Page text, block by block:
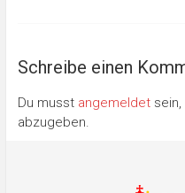
Schreibe einen
Du musst angemeldetsein,
abzugeben.